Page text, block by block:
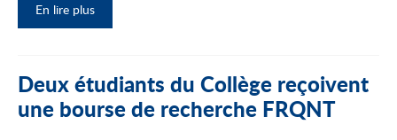
En lire plus
Deux étudiants du Collège reçoivent
une bourse de recherche FRQNT